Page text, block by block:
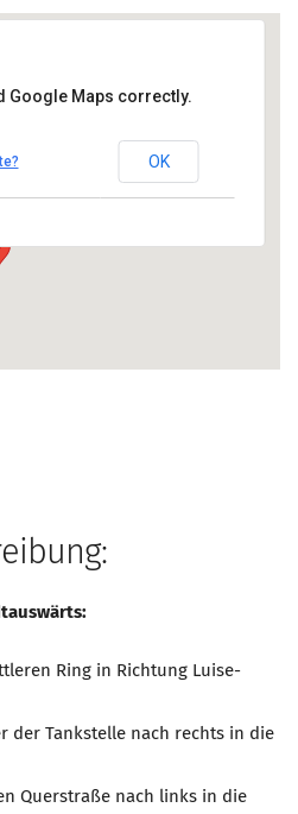
München
Google Maps correctly.
OK
Ring in Richtung Luise-
der Tankstelle nach rechts in die
Querstraße nach links in die